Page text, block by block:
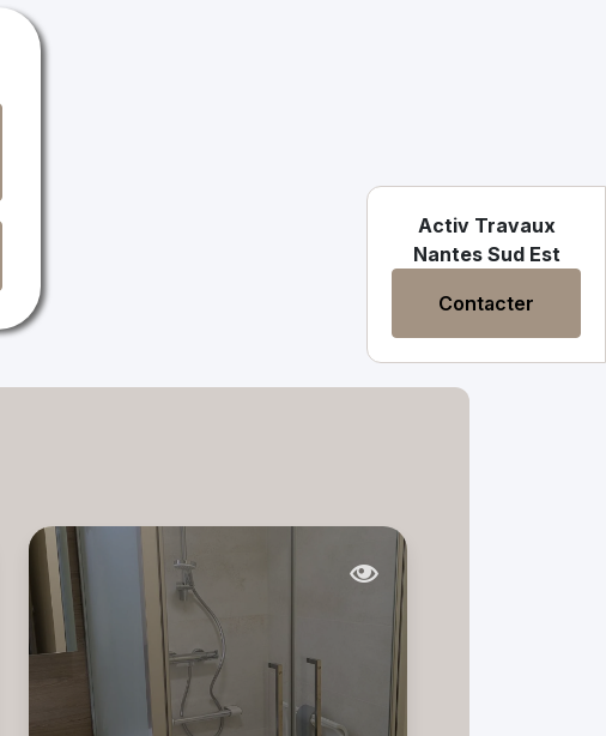
Activ Travaux
Nantes Sud Est
Contacter